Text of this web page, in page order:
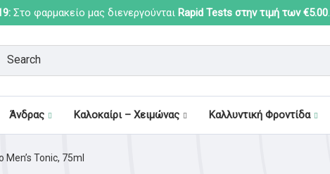
Στο φαρμακείο μας διενεργούνται Rapid Tests στην τιμή των €5.00.
Άνδρας Καλοκαίρι – Χειμώνας Καλλυντική Φροντίδα
Tonic, 75ml